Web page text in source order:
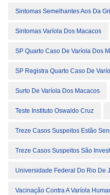
Sintomas Semelhantes Aos Da
Sintomas Varíola Dos Macacos
SP Quarto Caso De Varíola Dos
SP Registra Quarto Caso De
Surto De Varíola Dos Macacos
Teste Instituto Oswaldo Cruz
Treze Casos Suspeitos Estão
Treze Casos Suspeitos São
Universidade Federal Do Rio De
Vacinação Contra A Varíola